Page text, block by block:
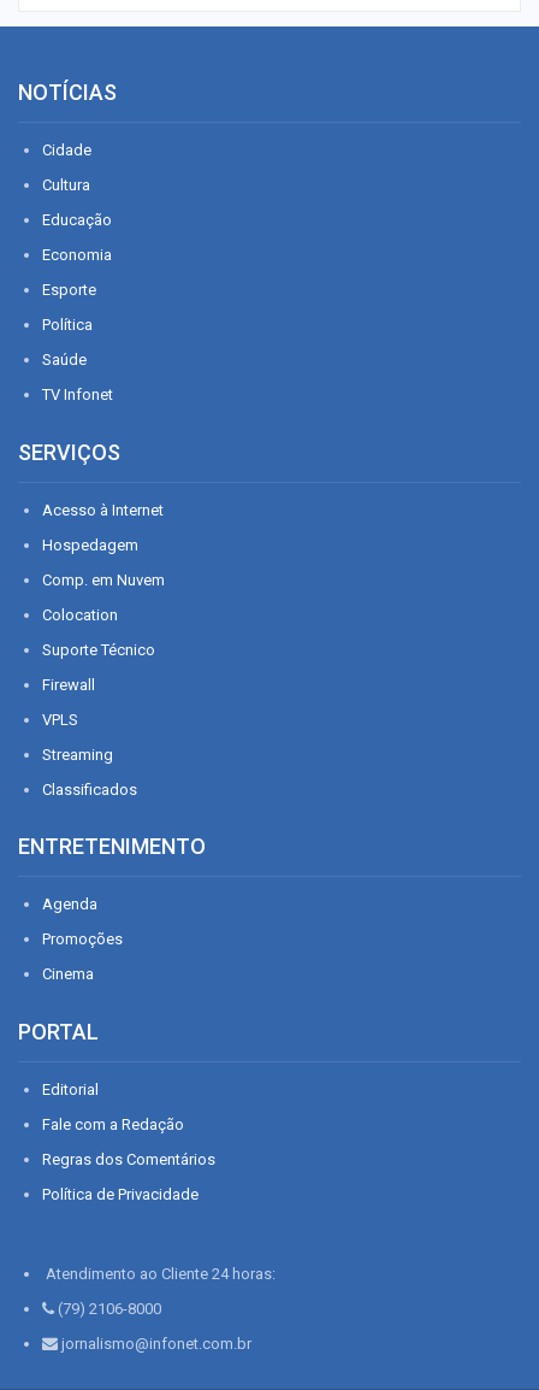
NOTÍCIAS
Cidade
Cultura
Educação
Economia
Esporte
Política
Saúde
TV Infonet
SERVIÇOS
Acesso à Internet
Hospedagem
Comp. em Nuvem
Colocation
Suporte Técnico
Firewall
VPLS
Streaming
Classificados
ENTRETENIMENTO
Agenda
Promoções
Cinema
PORTAL
Editorial
Fale com a Redação
Regras dos Comentários
Política de Privacidade
Atendimento ao Cliente 24 horas:
(79) 2106-8000
jornalismo@infonet.com.br